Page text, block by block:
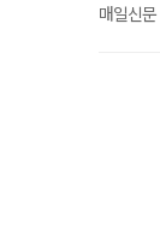
매일신문